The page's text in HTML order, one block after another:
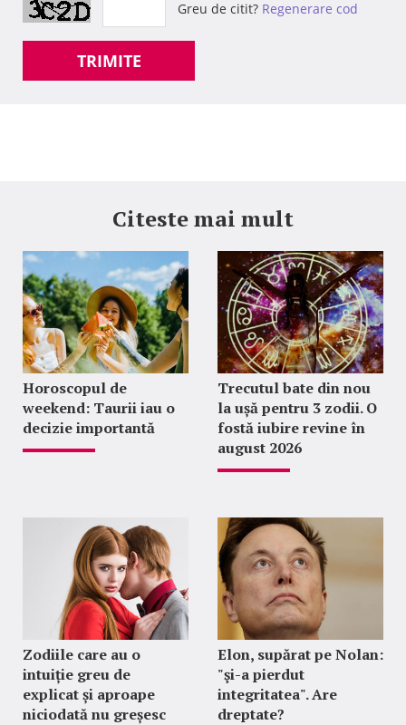
Greu de citit? Regenerare cod
TRIMITE
Citeste mai mult
Horoscopul de
weekend: Taurii iau o
decizie importantă
Trecutul bate din nou
la ușă pentru 3 zodii. O
fostă iubire revine în
august 2026
Zodiile care au o
intuiție greu de
explicat și aproape
niciodată nu greșesc
Elon, supărat pe Nolan:
"şi-a pierdut
integritatea". Are
dreptate?